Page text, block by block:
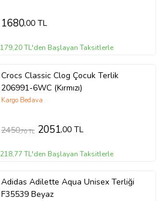
1680,00 TL
179,20 TL'den Başlayan Taksitlerle
Crocs Classic Clog Çocuk Terlik
206991-6WC (Kırmızı)
Kargo Bedava
2450,70 TL 2051,00 TL
218,77 TL'den Başlayan Taksitlerle
Adidas Adilette Aqua Unisex Terliği
F35539 Beyaz